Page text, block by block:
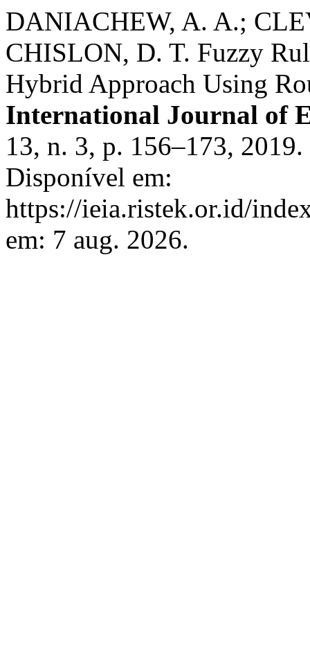
DANIACHEW, A. A.;
CHISLON, D. T. Fuzzy
Hybrid Approach Using
International Journal of
13, n. 3, p. 156–173,
Disponível em:
https://ieia.ristek.or.id/
em: 7 aug. 2026.